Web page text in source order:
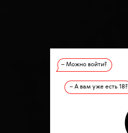
– Можно войти?
– А вам уже есть 18?